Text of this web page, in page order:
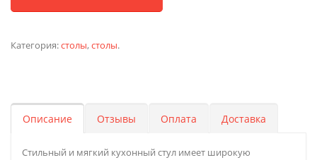
Категория:столы,столы.
Описание Отзывы Оплата Доставка
Стильный и мягкий кухонный стул имеет широкую